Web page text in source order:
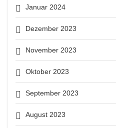
Januar 2024
Dezember 2023
November 2023
Oktober 2023
September 2023
August 2023